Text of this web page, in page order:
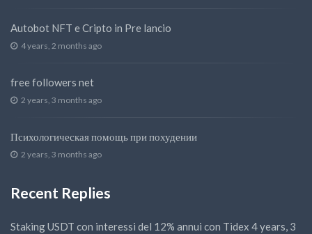
Autobot NFT e Cripto in Pre lancio
4 years, 2 months ago
free followers net
2 years, 3 months ago
Психологическая помощь при похудении
2 years, 3 months ago
Recent Replies
Staking USDT con interessi del 12% annui con Tidex 4 years, 3